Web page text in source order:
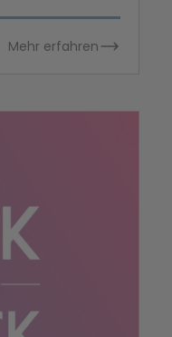
Mehr erfahren